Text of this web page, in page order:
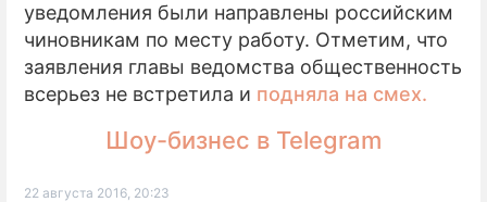
уведомления были направлены российским
чиновникам по месту работу. Отметим, что
заявления главы ведомства общественность
всерьез не встретила и подняла на смех.
Шоу-бизнес в Telegram
22 августа 2016, 20:23